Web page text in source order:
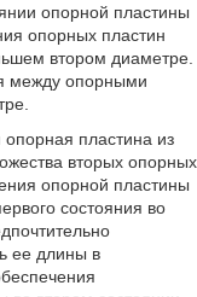
опорной пластины
опорных пластин
втором диаметре.
между опорными
пластина из
вторых опорных
опорной пластины
состояния во
ее длины в